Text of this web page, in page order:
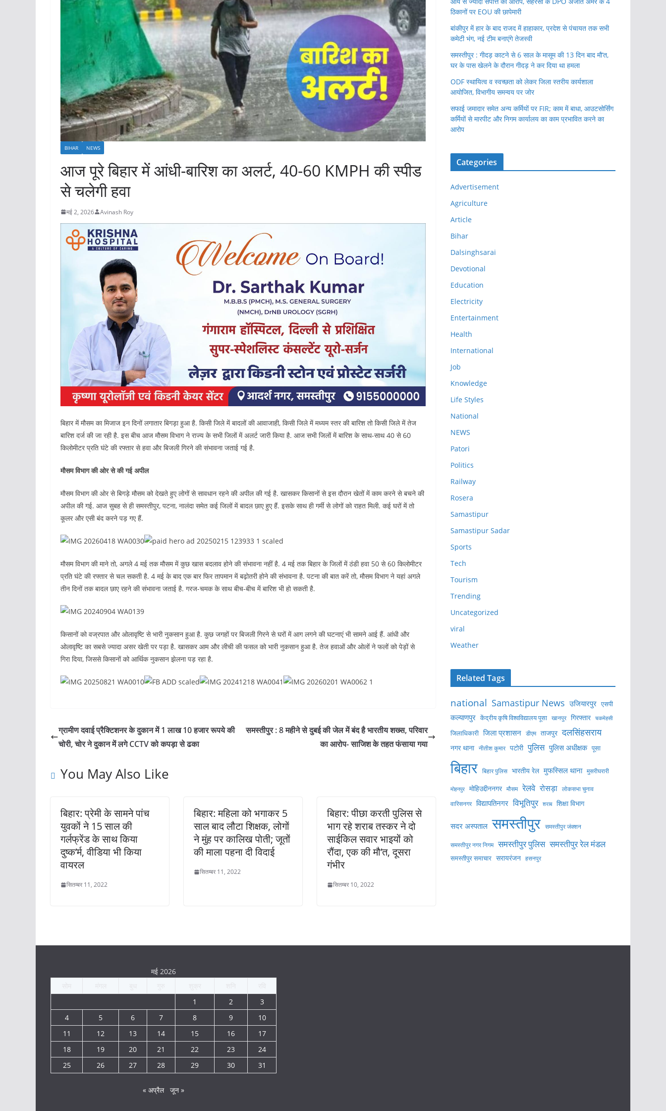
BIHAR NEWS
आज पूरे बिहार में आंधी-बारिश का अलर्ट, 40-60 KMPH की स्पीड
से चलेगी हवा
मई 2, 2026 Avinash Roy
बिहार में मौसम का मिजाज इन दिनों लगातार बिगड़ा हुआ है. किसी जिले में बादलों की आवाजाही, किसी जिले में मध्यम स्तर की बारिश तो किसी जिले में तेज
बारिश दर्ज की जा रही है. इस बीच आज मौसम विभाग ने राज्य के सभी जिलों में अलर्ट जारी किया है. आज सभी जिलों में बारिश के साथ-साथ 40 से 60
किलोमीटर प्रति घंटे की रफ्तार से हवा और बिजली गिरने की संभावना जताई गई है.
मौसम विभाग की ओर से की गई अपील
मौसम विभाग की ओर से बिगड़े मौसम को देखते हुए लोगों से सावधान रहने की अपील की गई है. खासकर किसानों से इस दौरान खेतों में काम करने से बचने की
अपील की गई. आज सुबह से ही समस्तीपुर, पटना, नालंदा समेत कई जिलों में बादल छाए हुए हैं. इसके साथ ही गर्मी से लोगों को राहत मिली. कई घरों में तो
कूलर और एसी बंद करने पड़ गए हैं.
मौसम विभाग की माने तो, अगले 4 मई तक मौसम में कुछ खास बदलाव होने की संभावना नहीं है. 4 मई तक बिहार के जिलों में ठंडी हवा 50 से 60 किलोमीटर
प्रति घंटे की रफ्तार से चल सकती है. 4 मई के बाद एक बार फिर तापमान में बढ़ोतरी होने की संभावना है. पटना की बात करें तो, मौसम विभाग ने यहां अगले
तीन दिनों तक बादल छाए रहने की संभावना जताई है. गरज-चमक के साथ बीच-बीच में बारिश भी हो सकती है.
किसानों को वज्रपात और ओलावृष्टि से भारी नुकसान हुआ है. कुछ जगहों पर बिजली गिरने से घरों में आग लगने की घटनाएं भी सामने आई हैं. आंधी और
ओलावृष्टि का सबसे ज्यादा असर खेती पर पड़ा है. खासकर आम और लीची की फसल को भारी नुकसान हुआ है. तेज हवाओं और ओलों ने फलों को पेड़ों से
गिरा दिया, जिससे किसानों को आर्थिक नुकसान झेलना पड़ रहा है.
ग्रामीण दवाई प्रैक्टिशनर के दुकान में 1 लाख 10 हजार रूपये की
चोरी, चोर ने दुकान में लगे CCTV को कपड़ा से ढका
समस्तीपुर : 8 महीने से दुबई की जेल में बंद है भारतीय शख्स, परिवार
का आरोप- साजिश के तहत फंसाया गया
You May Also Like
बिहार: प्रेमी के सामने पांच
युवकों ने 15 साल की
गर्लफ्रेंड के साथ किया
दुष्क’र्म, वीडिया भी किया
वायरल
सितम्बर 11, 2022
बिहार: महिला को भगाकर 5
साल बाद लौटा शिक्षक, लोगों
ने मुंह पर कालिख पोती; जूतों
की माला पहना दी विदाई
सितम्बर 11, 2022
बिहार: पीछा करती पुलिस से
भाग रहे शराब तस्कर ने दो
साईकिल सवार भाइयों को
रौंदा, एक की मौ’त, दूसरा
गंभीर
सितम्बर 10, 2022
ठिकानों पर EOU की छापेमारी
बांकीपुर में हार के बाद राजद में हाहाकार, प्रदेश से पंचायत तक सभी
कमेटी भंग, नई टीम बनाएंगे तेजस्वी
समस्तीपुर : गीदड़ काटने से 6 साल के मासूम की 13 दिन बाद मौ’त,
घर के पास खेलने के दौरान गीदड़ ने कर दिया था हमला
ODF स्थायित्व व स्वच्छता को लेकर जिला स्तरीय कार्यशाला
आयोजित, विभागीय समन्वय पर जोर
सफाई जमादार समेत अन्य कर्मियों पर FIR; काम में बाधा, आउटसोर्सिंग
कर्मियों से मारपीट और निगम कार्यालय का काम प्रभावित करने का
आरोप
Categories
Advertisement
Agriculture
Article
Bihar
Dalsinghsarai
Devotional
Education
Electricity
Entertainment
Health
International
Job
Knowledge
Life Styles
National
NEWS
Patori
Politics
Railway
Rosera
Samastipur
Samastipur Sadar
Sports
Tech
Tourism
Trending
Uncategorized
viral
Weather
Related Tags
national Samastipur News उजियारपुर एसपी
कल्याणपुर केंद्रीय कृषि विश्वविद्यालय पूसा खानपुर गिरफ्तार चकमेहसी
जिलाधिकारी जिला प्रशासन डीएम ताजपुर दलसिंहसराय
नगर थाना नीतीश कुमार पटोरी पुलिस पुलिस अधीक्षक पूसा
बिहार बिहार पुलिस भारतीय रेल मुफस्सिल थाना मुसरीघरारी
मोहनपुर मोहिउद्दीननगर मौसम रेलवे रोसड़ा लोकसभा चुनाव
वारिसनगर विद्यापतिनगर विभूतिपुर शराब शिक्षा विभाग
सदर अस्पताल समस्तीपुर समस्तीपुर जंक्शन
समस्तीपुर नगर निगम समस्तीपुर पुलिस समस्तीपुर रेल मंडल
समस्तीपुर समाचार सरायरंजन हसनपुर
मई 2026
1
2
3
4
5 6 7 8 9
10
11
12 13 14 15 16
17
18
19 20 21 22 23
24
25
26 27 28 29 30 31
« अप्रैल जून »